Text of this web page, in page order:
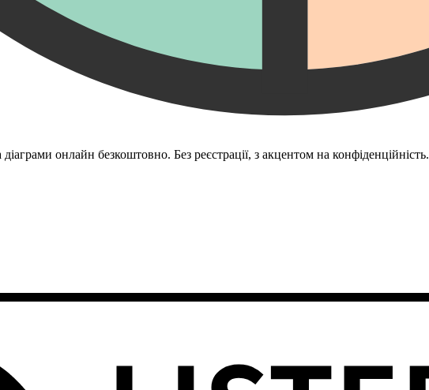
онлайн безкоштовно. Без реєстрації, з акцентом на конфіденційність.